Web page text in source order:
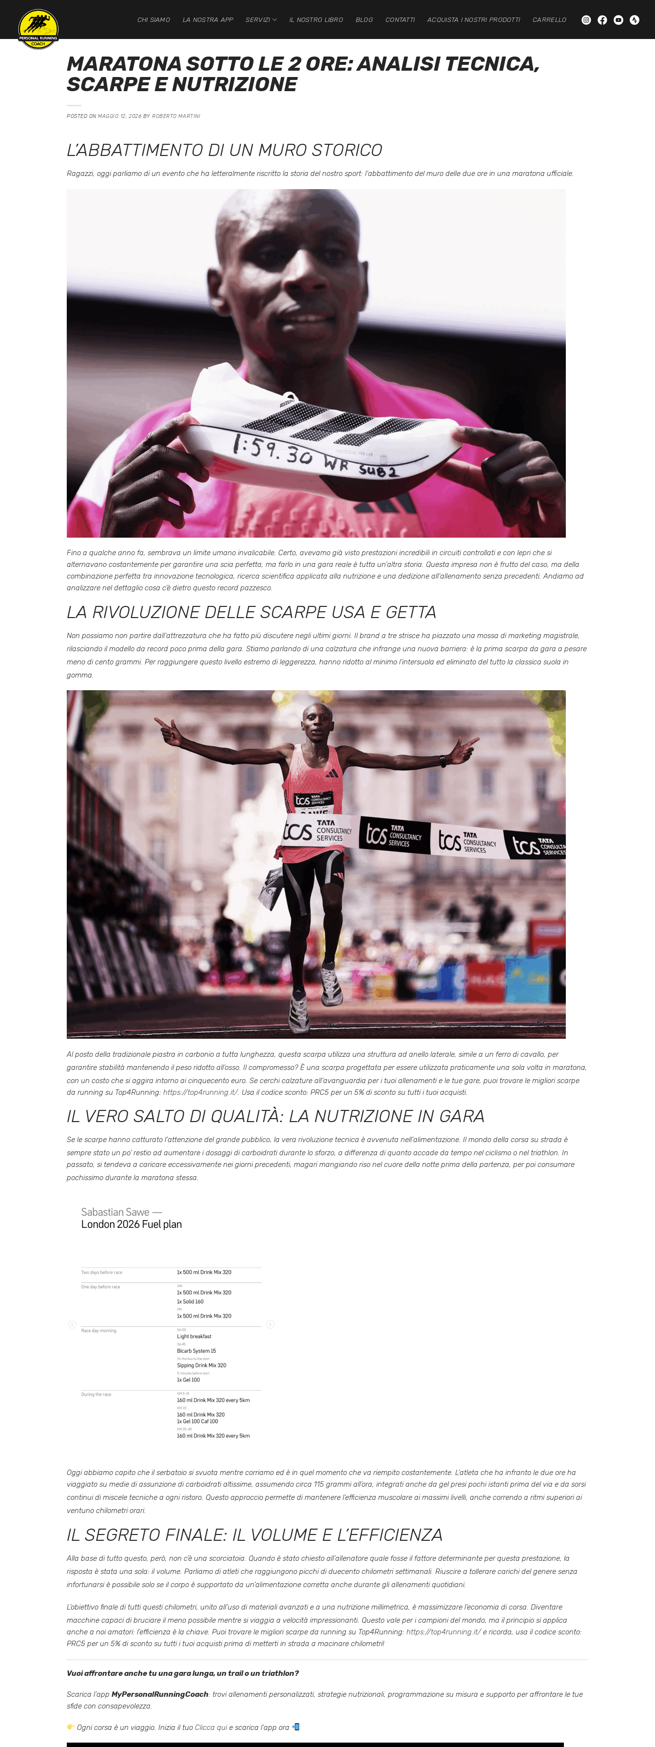
contenuti
CHI SIAMO LA NOSTRA APP SERVIZI IL NOSTRO LIBRO BLOG CONTATTI ACQUISTA I NOSTRI PRODOTTI CARRELLO
MARATONA SOTTO LE 2 ORE: ANALISI TECNICA,
SCARPE E NUTRIZIONE
POSTED ONMAGGIO 12, 2026 BYROBERTO MARTINI
L’ABBATTIMENTO DI UN MURO STORICO
Ragazzi, oggi parliamo di un evento che ha letteralmente riscritto la storia del nostro sport: l’abbattimento del muro delle due ore in una maratona ufficiale.
Fino a qualche anno fa, sembrava un limite umano invalicabile. Certo, avevamo già visto prestazioni incredibili in circuiti controllati e con lepri che si
alternavano costantemente per garantire una scia perfetta, ma farlo in una gara reale è tutta un’altra storia. Questa impresa non è frutto del caso, ma della
combinazione perfetta tra innovazione tecnologica, ricerca scientifica applicata alla nutrizione e una dedizione all’allenamento senza precedenti. Andiamo ad
analizzare nel dettaglio cosa c’è dietro questo record pazzesco.
LA RIVOLUZIONE DELLE SCARPE USA E GETTA
Non possiamo non partire dall’attrezzatura che ha fatto più discutere negli ultimi giorni. Il brand a tre strisce ha piazzato una mossa di marketing magistrale,
rilasciando il modello da record poco prima della gara . Stiamo parlando di una calzatura che infrange una nuova barriera: è la prima scarpa da gara a pesare
meno di cento grammi. Per raggiungere questo livello estremo di leggerezza, hanno ridotto al minimo l’intersuola ed eliminato del tutto la classica suola in
gomma
Al posto della tradizionale piastra in carbonio a tutta lunghezza, questa scarpa utilizza una struttura ad anello laterale, simile a un ferro di cavallo, per
garantire stabilità mantenendo il peso ridotto all’osso . Il compromesso? È una scarpa progettata per essere utilizzata praticamente una sola volta in maratona,
con un costo che si aggira intorno ai cinquecento euro . Se cerchi calzature all’avanguardia per i tuoi allenamenti e le tue gare, puoi trovare le migliori scarpe
da running su Top4Running: https://top4running.it/. Usa il codice sconto: PRC5 per un 5% di sconto su tutti i tuoi acquisti.
IL VERO SALTO DI QUALITÀ: LA NUTRIZIONE IN GARA
Se le scarpe hanno catturato l’attenzione del grande pubblico, la vera rivoluzione tecnica è avvenuta nell’alimentazione. Il mondo della corsa su strada è
sempre stato un po’ restio ad aumentare i dosaggi di carboidrati durante lo sforzo, a differenza di quanto accade da tempo nel ciclismo o nel triathlon. In
passato, si tendeva a caricare eccessivamente nei giorni precedenti, magari mangiando riso nel cuore della notte prima della partenza, per poi consumare
pochissimo durante la maratona stessa.
Oggi abbiamo capito che il serbatoio si svuota mentre corriamo ed è in quel momento che va riempito costantemente. L’atleta che ha infranto le due ore ha
viaggiato su medie di assunzione di carboidrati altissime, assumendo circa 115 grammi all’ora, integrati anche da gel presi pochi istanti prima del via e da sorsi
continui di miscele tecniche a ogni ristoro. Questo approccio permette di mantenere l’efficienza muscolare ai massimi livelli, anche correndo a ritmi superiori ai
ventuno chilometri orari.
IL SEGRETO FINALE: IL VOLUME E L’EFFICIENZA
Alla base di tutto questo, però, non c’è una scorciatoia. Quando è stato chiesto all’allenatore quale fosse il fattore determinante per questa prestazione, la
risposta è stata una sola: il volume . Parliamo di atleti che raggiungono picchi di duecento chilometri settimanali. Riuscire a tollerare carichi del genere senza
infortunarsi è possibile solo se il corpo è supportato da un’alimentazione corretta anche durante gli allenamenti quotidiani.
L’obiettivo finale di tutti questi chilometri, unito all’uso di materiali avanzati e a una nutrizione millimetrica, è massimizzare l’economia di corsa. Diventare
macchine capaci di bruciare il meno possibile mentre si viaggia a velocità impressionanti. Questo vale per i campioni del mondo, ma il principio si applica
anche a noi amatori: l’efficienza è la chiave. Puoi trovare le migliori scarpe da running su Top4Running: https://top4running.it/e ricorda, usa il codice sconto:
PRC5 per un 5% di sconto su tutti i tuoi acquisti prima di metterti in strada a macinare chilometri!
Vuoi affrontare anche tu una gara lunga, un trail o un triathlon?
Scarica l’app MyPersonalRunningCoach: trovi allenamenti personalizzati, strategie nutrizionali, programmazione su misura e supporto per affrontare le tue
sfide con consapevolezza.
Ogni corsa è un viaggio. Inizia il tuoClicca quie scarica l’app ora